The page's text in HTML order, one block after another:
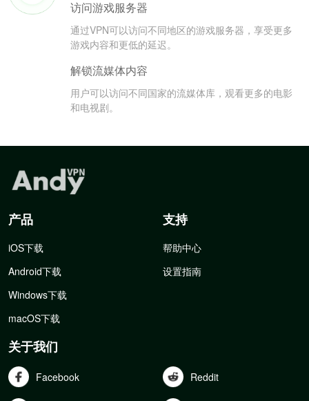
访问游戏服务器
通过VPN可以访问不同地区的游戏服务器，享受更多
游戏内容和更低的延迟。
解锁流媒体内容
用户可以访问不同国家的流媒体库，观看更多的电影
和电视剧。
产品
iOS下载
Android下载
Windows下载
macOS下载
支持
帮助中心
设置指南
关于我们
Facebook Reddit